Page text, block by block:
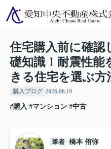
住宅購入前に確認
礎知識！耐震性能
きる住宅を選ぶ方
購入ブログ 2026.06.10
#購入 #マンション #中古
筆者 橋本 侑弥